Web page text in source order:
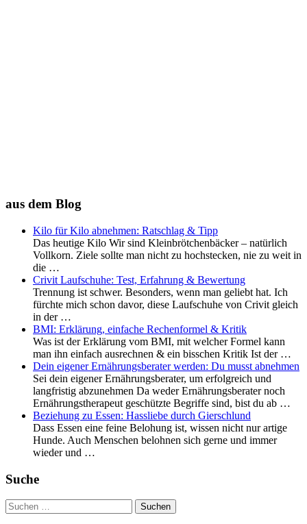
aus dem Blog
Kilo für Kilo abnehmen: Ratschlag & Tipp
Das heutige Kilo Wir sind Kleinbrötchenbäcker – natürlich
Vollkorn. Ziele sollte man nicht zu hochstecken, nie zu weit in
die …
Crivit Laufschuhe: Test, Erfahrung & Bewertung
Trennung ist schwer. Besonders, wenn man geliebt hat. Ich
fürchte mich schon davor, diese Laufschuhe von Crivit gleich
in der …
BMI: Erklärung, einfache Rechenformel & Kritik
Was ist der Erklärung vom BMI, mit welcher Formel kann
man ihn einfach ausrechnen & ein bisschen Kritik Ist der …
Dein eigener Ernährungsberater werden: Du musst abnehmen
Sei dein eigener Ernährungsberater, um erfolgreich und
langfristig abzunehmen Da weder Ernährungsberater noch
Ernährungstherapeut geschützte Begriffe sind, bist du ab …
Beziehung zu Essen: Hassliebe durch Gierschlund
Dass Essen eine feine Belohung ist, wissen nicht nur artige
Hunde. Auch Menschen belohnen sich gerne und immer
wieder und …
Suche
Suchen
nach: